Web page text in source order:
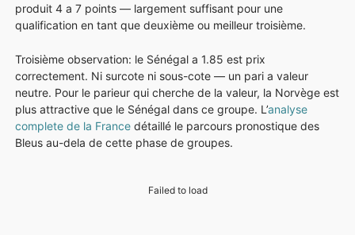
produit 4 a 7 points — largement suffisant pour une
qualification en tant que deuxième ou meilleur troisième.
Troisième observation: le Sénégal a 1.85 est prix
correctement. Ni surcote ni sous-cote — un pari a valeur
neutre. Pour le parieur qui cherche de la valeur, la Norvège est
plus attractive que le Sénégal dans ce groupe. L’analyse
complete de la France détaillé le parcours pronostique des
Bleus au-dela de cette phase de groupes.
Failed to load